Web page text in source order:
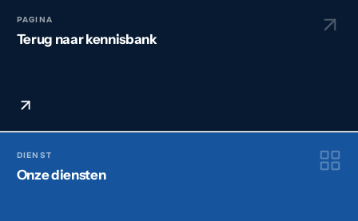
PAGINA
Terug naar kennisbank
DIENST
Onze diensten